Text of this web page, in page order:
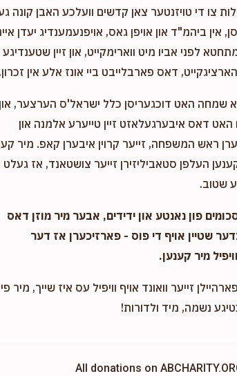
צו די טויזנטער צאן קדשים וועלכע האבן קונה
אין ביהמ"ד און אויפן גאס, אויפנעמענדיג יעדן
לפני אביו מיט ווארימקייט, און זיין שטענדיגע
דאס פארבלייבט ביי אונז אלע אין זכרון.
א שמחה האט דוכגעריסן כלל ישראל'ס הערצער,
דאס איבערגעלאזט זיין טייערע אלמנה און
ראש המשפחה, זייער קרוין איבערן קאפ. מיר
העלפן סטאביליזירן זייער צושטאנד, אז געלט
שטוב.
פון נאנטע און ידידים, אבער מיר מוזן דאס
שטיין אויף די פוס - פארזיכערן אז דער
מיר קענען.
זייער וואונד אויף וויפיל עס איז שייך, מיר
נשמה, מיד ולדורות!
All donations on